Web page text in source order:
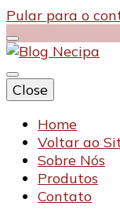
Pular para o
Blog
Close
Home
Voltar ao
Sobre Nós
Produtos
Contato